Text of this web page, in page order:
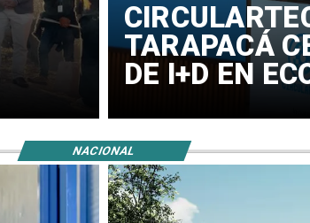
TARAPACÁ
DE I+D EN
NACIONAL